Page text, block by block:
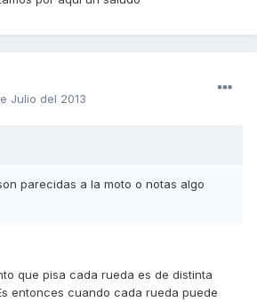
Julio del 2013
parecidas a la moto o notas algo
que pisa cada rueda es de distinta
entonces cuando cada rueda puede